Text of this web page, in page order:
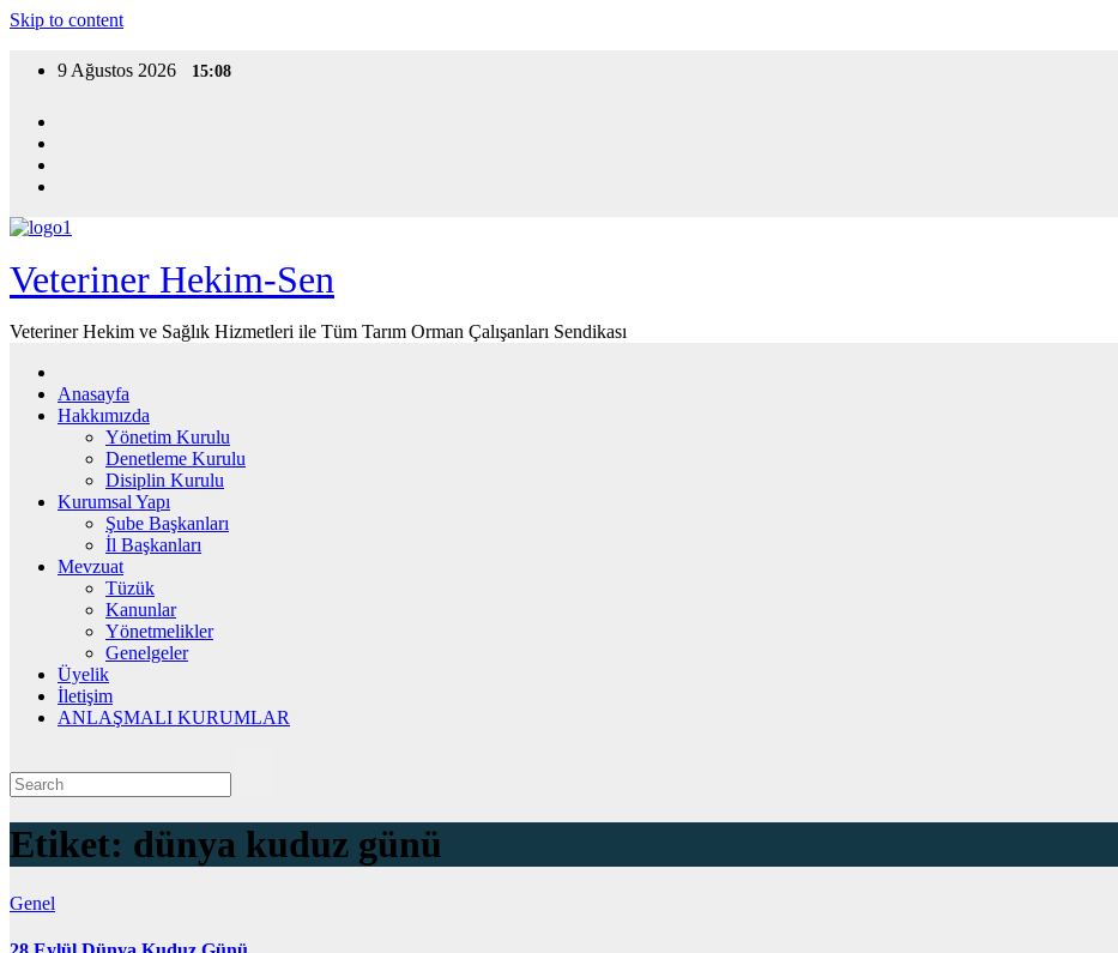
Skip to content
9 Ağustos 2026 15:08
Veteriner Hekim-Sen
Veteriner Hekim ve Sağlık Hizmetleri ile Tüm Tarım Orman Çalışanları Sendikası
Anasayfa
Hakkımızda
Yönetim Kurulu
Denetleme Kurulu
Disiplin Kurulu
Kurumsal Yapı
Şube Başkanları
İl Başkanları
Mevzuat
Tüzük
Kanunlar
Yönetmelikler
Genelgeler
Üyelik
İletişim
ANLAŞMALI KURUMLAR
Etiket: dünya kuduz günü
Genel